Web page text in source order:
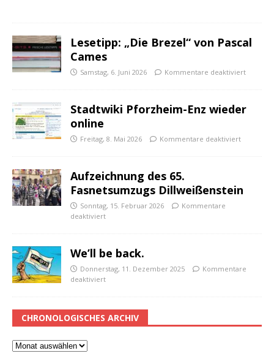
Lesetipp: „Die Brezel“ von Pascal
Cames
Samstag, 6. Juni 2026 Kommentare deaktiviert
Stadtwiki Pforzheim-Enz wieder
online
Freitag, 8. Mai 2026 Kommentare deaktiviert
Aufzeichnung des 65.
Fasnetsumzugs Dillweißenstein
Sonntag, 15. Februar 2026
Kommentare
deaktiviert
We’ll be back.
Donnerstag, 11. Dezember 2025
Kommentare
deaktiviert
CHRONOLOGISCHES ARCHIV